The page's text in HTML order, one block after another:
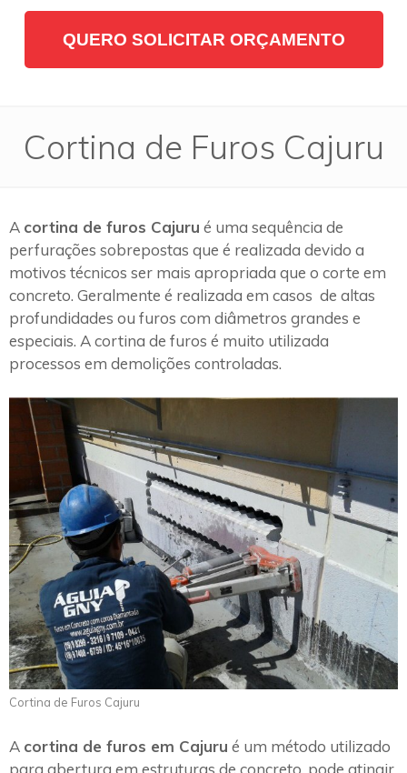
QUERO SOLICITAR ORÇAMENTO
Cortina de Furos Cajuru
A cortina de furos Cajuru é uma sequência de
perfurações sobrepostas que é realizada devido a
motivos técnicos ser mais apropriada que o corte em
concreto. Geralmente é realizada em casos de altas
profundidades ou furos com diâmetros grandes e
especiais. A cortina de furos é muito utilizada
processos em demolições controladas.
Cortina de Furos Cajuru
A cortina de furos em Cajuru é um método utilizado
para abertura em estruturas de concreto, pode atingir